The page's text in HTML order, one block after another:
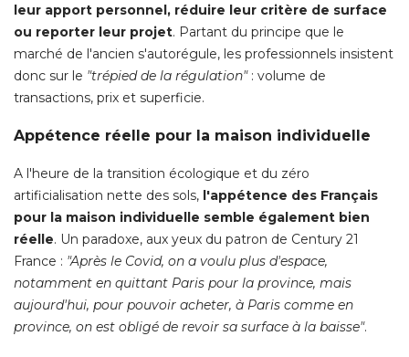
leur apport personnel, réduire leur critère de surface
ou reporter leur projet. Partant du principe que le
marché de l'ancien s'autorégule, les professionnels insistent
donc sur le "trépied de la régulation" : volume de
transactions, prix et superficie.
Appétence réelle pour la maison individuelle
A l'heure de la transition écologique et du zéro
artificialisation nette des sols, l'appétence des Français
pour la maison individuelle semble également bien
réelle. Un paradoxe, aux yeux du patron de Century 21
France : "Après le Covid, on a voulu plus d'espace,
notamment en quittant Paris pour la province, mais
aujourd'hui, pour pouvoir acheter, à Paris comme en
province, on est obligé de revoir sa surface à la baisse".